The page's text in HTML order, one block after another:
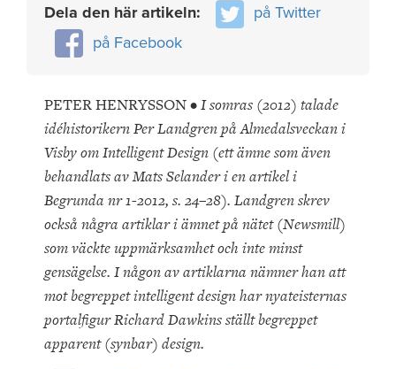
Dela den här artikeln:
på Twitter
på Facebook
PETER HENRYSSON •I somras (2012) talade
idéhistorikern Per Landgren på Almedalsveckan i
Visby om Intelligent Design (ett ämne som även
behandlats av Mats Selander i en artikel i
Begrunda nr 1-2012, s. 24–28). Landgren skrev
också några artiklar i ämnet på nätet (Newsmill)
som väckte uppmärksamhet och inte minst
gensägelse. I någon av artiklarna nämner han att
mot begreppet intelligent design har nyateisternas
portalfigur Richard Dawkins ställt begreppet
apparent (synbar) design.